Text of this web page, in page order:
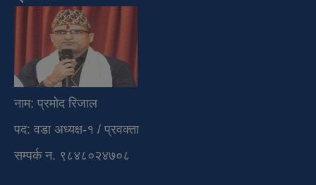
नाम: प्रमोद रिजाल
पद: वडा अध्यक्ष-१ / प्रवक्ता
सम्पर्क न. ९८४८०२४७०८